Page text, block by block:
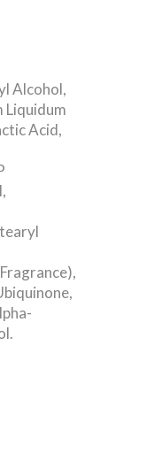
Alcohol,
Liquidum
Acid,